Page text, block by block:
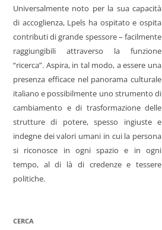
Universalmente noto per la sua capacità
di accoglienza, Lpels ha ospitato e ospita
contributi di grande spessore – facilmente
raggiungibili attraverso la funzione
“ricerca”. Aspira, in tal modo, a essere una
presenza efficace nel panorama culturale
italiano e possibilmente uno strumento di
cambiamento e di trasformazione delle
strutture di potere, spesso ingiuste e
indegne dei valori umani in cui la persona
si riconosce in ogni spazio e in ogni
tempo, al di là di credenze e tessere
politiche.
CERCA